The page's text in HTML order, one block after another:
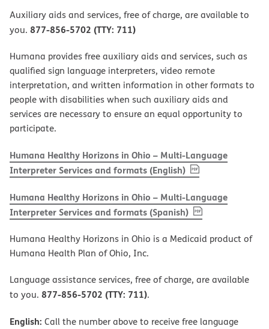
Auxiliary aids and services, free of charge, are available to
you. 877-856-5702 (TTY: 711)
Humana provides free auxiliary aids and services, such as
qualified sign language interpreters, video remote
interpretation, and written information in other formats to
people with disabilities when such auxiliary aids and
services are necessary to ensure an equal opportunity to
participate.
Humana Healthy Horizons in Ohio – Multi-Language
Interpreter Services and formats (English), PDF(opens in new
Humana Healthy Horizons in Ohio – Multi-Language
Interpreter Services and formats (Spanish), PDF(opens in new
Humana Healthy Horizons in Ohio is a Medicaid product of
Humana Health Plan of Ohio, Inc.
Language assistance services, free of charge, are available
to you. 877-856-5702 (TTY: 711).
English: Call the number above to receive free language